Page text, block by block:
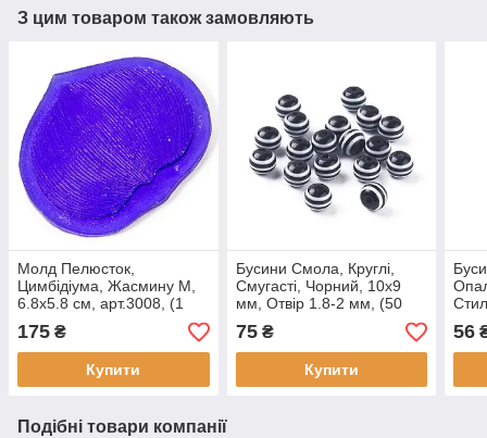
З цим товаром також замовляють
Молд Пелюсток,
Цимбідіума, Жасмину М,
6.8х5.8 см, арт.3008, (1
шт)
175 ₴
Купити
Бусини Смола, Круглі,
Смугасті, Чорний, 10х9
мм, Отвір 1.8-2 мм, (50
шт)
75₴
Купити
56
Подібні товари компанії